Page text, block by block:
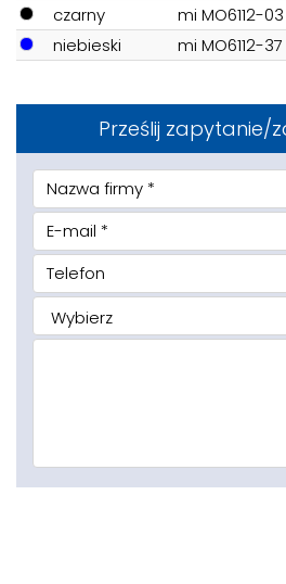
czarny mi MO6112-03
niebieski
mi MO6112-37
Prześlij zapytanie/